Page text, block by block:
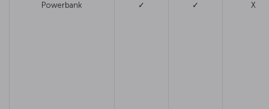
Powerbank ✓ ✓ X